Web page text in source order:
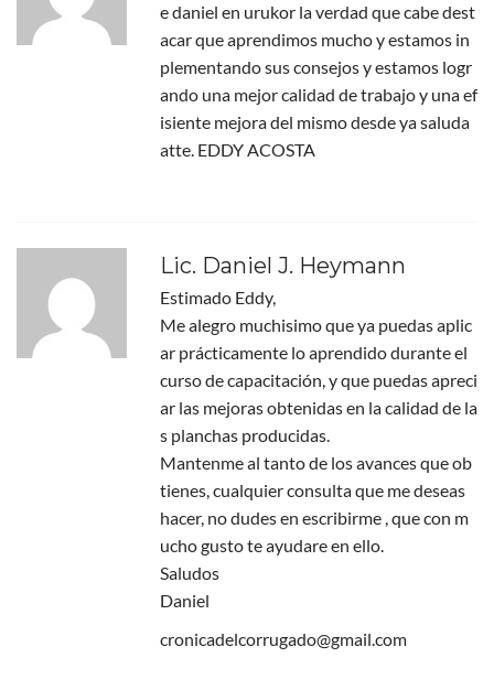
e daniel en urukor la verdad que cabe dest
acar que aprendimos mucho y estamos in
plementando sus consejos y estamos logr
ando una mejor calidad de trabajo y una ef
isiente mejora del mismo desde ya saluda
atte. EDDY ACOSTA
Lic. Daniel J. Heymann
Estimado Eddy,
Me alegro muchisimo que ya puedas aplic
ar prácticamente lo aprendido durante el
curso de capacitación, y que puedas apreci
ar las mejoras obtenidas en la calidad de la
s planchas producidas.
Mantenme al tanto de los avances que ob
tienes, cualquier consulta que me deseas
hacer, no dudes en escribirme , que con m
ucho gusto te ayudare en ello.
Saludos
Daniel
cronicadelcorrugado@gmail.com